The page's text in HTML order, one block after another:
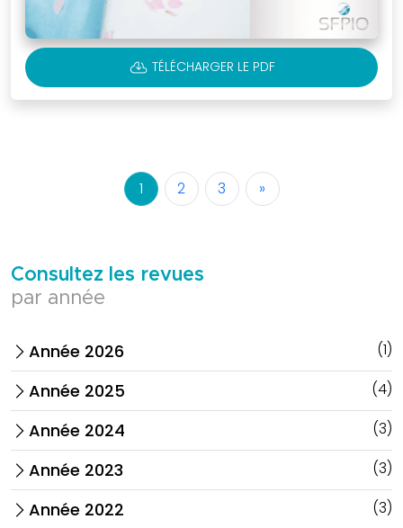
CLOUD_DOWNLOAD TÉLÉCHARGER LE PDF
1 2 3 »
Consultez les revues
par année
arrow_forward_ios Année 2026 (1)
arrow_forward_ios Année 2025 (4)
arrow_forward_ios Année 2024 (3)
arrow_forward_ios Année 2023 (3)
arrow_forward_ios Année 2022 (3)